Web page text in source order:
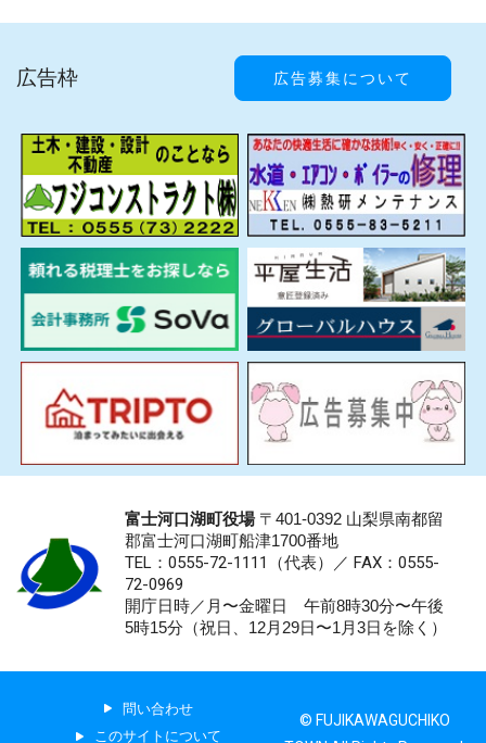
広告枠 広告募集について
富士河口湖町役場〒401-0392 山梨県南都留
郡富士河口湖町船津1700番地
TEL：0555-72-1111 （代表）／ FAX：0555-
72-0969
開庁日時／月〜金曜日 午前8時30分〜午後
5時15分（祝日、12月29日〜1月3日を除く）
問い合わせ
このサイトについて
© FUJIKAWAGUCHIKO